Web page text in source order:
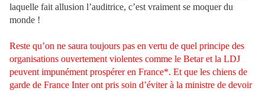
laquelle fait allusion l’auditrice, c’est vraiment se moquer du
monde !
Reste qu’on ne saura toujours pas en vertu de quel principe des
organisations ouvertement violentes comme le Betar et la LDJ
peuvent impunément prospérer en France*. Et que les chiens de
garde de France Inter ont pris soin d’éviter à la ministre de devoir